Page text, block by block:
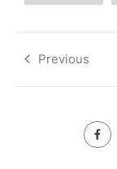
Previous